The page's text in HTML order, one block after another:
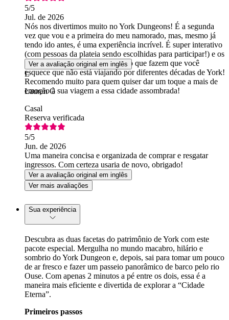
5/5
Jul. de 2026
Nós nos divertimos muito no York Dungeons! É a segunda
vez que vou e a primeira do meu namorado, mas, mesmo já
tendo ido antes, é uma experiência incrível. É super interativo
(com pessoas da plateia sendo escolhidas para participar!) e os
atores envolvidos são tão bons no que fazem que você
esquece que não está viajando por diferentes décadas de York!
Recomendo muito para quem quiser dar um toque a mais de
emoção à sua viagem a essa cidade assombrada!
Ver a avaliação original em inglês
L
Lauren G
Casal
Reserva verificada
5/5
Jun. de 2026
Uma maneira concisa e organizada de comprar e resgatar
ingressos. Com certeza usaria de novo, obrigado!
Ver a avaliação original em inglês
Ver mais avaliações
Sua experiência
Descubra as duas facetas do patrimônio de York com este
pacote especial. Mergulha no mundo macabro, hilário e
sombrio do York Dungeon e, depois, sai para tomar um pouco
de ar fresco e fazer um passeio panorâmico de barco pelo rio
Ouse. Com apenas 2 minutos a pé entre os dois, essa é a
maneira mais eficiente e divertida de explorar a “Cidade
Eterna”.
Primeiros passos